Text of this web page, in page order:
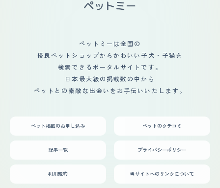
ペットミーは全国の
優良ペットショップからかわいい子犬・子猫を
検索できるポータルサイトです。
日本最大級の掲載数の中から
ペットとの素敵な出会いをお手伝いいたします。
ペット掲載のお申し込み ペットのクチコミ
記事一覧 プライバシーポリシー
利用規約 当サイトへのリンクについて